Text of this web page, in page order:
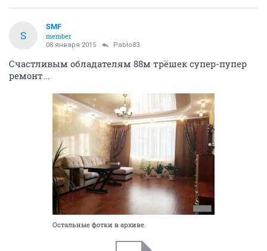
S
SMF
member
08 января 2015 Pablo83
Счастливым обладателям 88м трёшек супер-пупер
ремонт...
Остальные фотки в архиве.